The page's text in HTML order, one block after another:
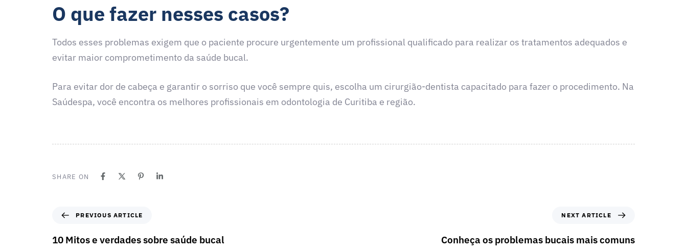
O que fazer nesses casos?
Todos esses problemas exigem que o paciente procure urgentemente um profissional qualificado para realizar os tratamentos adequados e
evitar maior comprometimento da saúde bucal.
Para evitar dor de cabeça e garantir o sorriso que você sempre quis, escolha um cirurgião-dentista capacitado para fazer o procedimento. Na
Saúdespa, você encontra os melhores profissionais em odontologia de Curitiba e região.
SHARE ON
PREVIOUS ARTICLE
10 Mitos e verdades sobre saúde bucal
NEXT ARTICLE
Conheça os problemas bucais mais comuns